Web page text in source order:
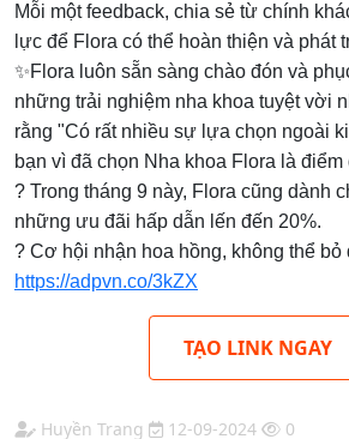
Mỗi một feedback, chia sẻ từ chính
lực để Flora có thể hoàn thiện và phát
✨Flora luôn sẵn sàng chào đón và
những trải nghiệm nha khoa tuyệt vời
rằng "Có rất nhiều sự lựa chọn ngoài
bạn vì đã chọn Nha khoa Flora là điểm
? Trong tháng 9 này, Flora cũng dành
những ưu đãi hấp dẫn lến đến 20%.
? Cơ hội nhận hoa hồng, không thể bỏ
https://adpvn.co/3kZX
TẠO LINK NGAY
Huyền Trang 12-09-2024 0